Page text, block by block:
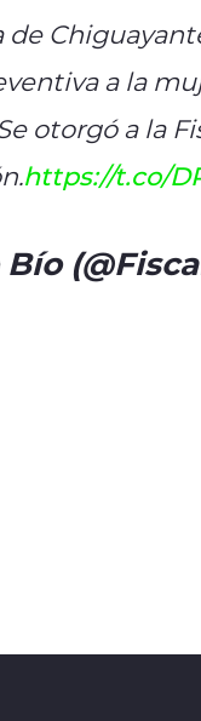
de
a la
otorgó a la
https://t.co/